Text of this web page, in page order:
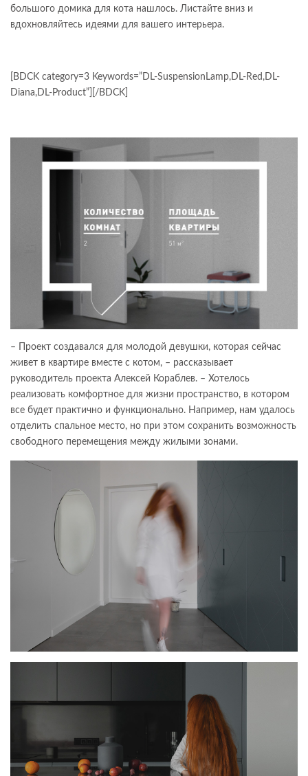
большого домика для кота нашлось. Листайте вниз и
вдохновляйтесь идеями для вашего интерьера.
[BDCK category=3 Keywords=”DL-SuspensionLamp,DL-Red,DL-
Diana,DL-Product”][/BDCK]
– Проект создавался для молодой девушки, которая сейчас
живет в квартире вместе с котом, – рассказывает
руководитель проекта Алексей Кораблев. – Хотелось
реализовать комфортное для жизни пространство, в котором
все будет практично и функционально. Например, нам удалось
отделить спальное место, но при этом сохранить возможность
свободного перемещения между жилыми зонами.